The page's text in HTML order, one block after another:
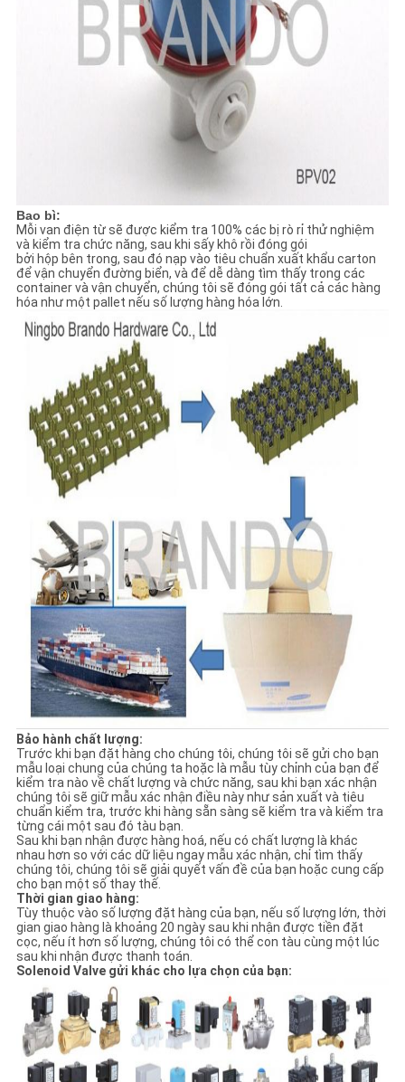
Bao bì:
Mỗi van điện từ sẽ được kiểm tra 100% các bị rò rỉ thử nghiệm
và kiểm tra chức năng, sau khi sấy khô rồi đóng gói
bởi hộp bên trong, sau đó nạp vào tiêu chuẩn xuất khẩu carton
để vận chuyển đường biển, và để dễ dàng tìm thấy trong các
container và vận chuyển, chúng tôi sẽ đóng gói tất cả các hàng
hóa như một pallet nếu số lượng hàng hóa lớn.
Bảo hành chất lượng:
Trước khi bạn đặt hàng cho chúng tôi, chúng tôi sẽ gửi cho bạn
mẫu loại chung của chúng ta hoặc là mẫu tùy chỉnh của bạn để
kiểm tra nào về chất lượng và chức năng, sau khi bạn xác nhận
chúng tôi sẽ giữ mẫu xác nhận điều này như sản xuất và tiêu
chuẩn kiểm tra, trước khi hàng sẵn sàng sẽ kiểm tra và kiểm tra
từng cái một sau đó tàu bạn.
Sau khi bạn nhận được hàng hoá, nếu có chất lượng là khác
nhau hơn so với các dữ liệu ngay mẫu xác nhận, chỉ tìm thấy
chúng tôi, chúng tôi sẽ giải quyết vấn đề của bạn hoặc cung cấp
cho bạn một số thay thế.
Thời gian giao hàng:
Tùy thuộc vào số lượng đặt hàng của bạn, nếu số lượng lớn, thời
gian giao hàng là khoảng 20 ngày sau khi nhận được tiền đặt
cọc, nếu ít hơn số lượng, chúng tôi có thể con tàu cùng một lúc
sau khi nhận được thanh toán.
Solenoid Valve gửi khác cho lựa chọn của bạn: